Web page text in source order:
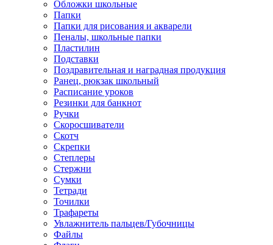
Обложки школьные
Папки
Папки для рисования и акварели
Пеналы, школьные папки
Пластилин
Подставки
Поздравительная и наградная продукция
Ранец, рюкзак школьный
Расписание уроков
Резинки для банкнот
Ручки
Скоросшиватели
Скотч
Скрепки
Степлеры
Стержни
Сумки
Тетради
Точилки
Трафареты
Увлажнитель пальцев/Губочницы
Файлы